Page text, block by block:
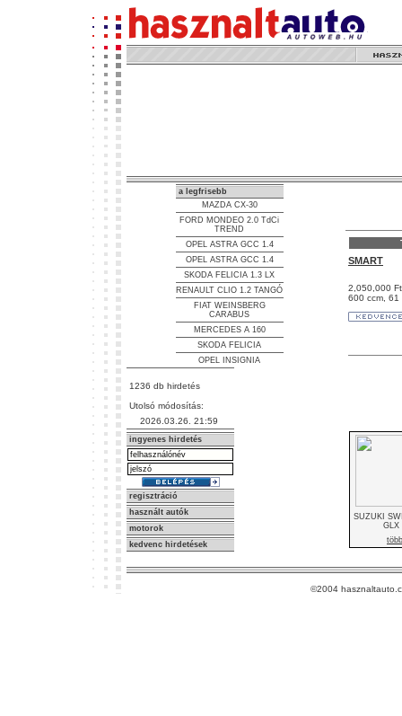
a legfrisebb
MAZDA CX-30
FORD MONDEO 2.0 TdCi
TREND
OPEL ASTRA GCC 1.4
OPEL ASTRA GCC 1.4
SKODA FELICIA 1.3 LX
RENAULT CLIO 1.2 TANGÓ
FIAT WEINSBERG
CARABUS
MERCEDES A 160
SKODA FELICIA
OPEL INSIGNIA
1236 db hirdetés
Utolsó módosítás:
2026.03.26. 21:59
ingyenes hirdetés
regisztráció
használt autók
motorok
kedvenc hirdetések
SMART
2,050,000
600 ccm,
SUZUKI
GLX
©2004